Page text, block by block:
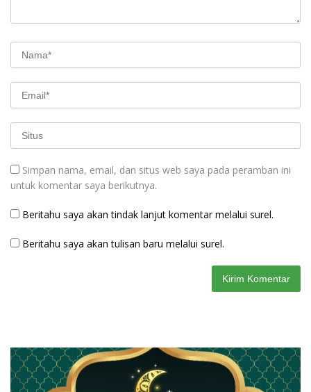
Simpan nama, email, dan situs web saya pada peramban ini
untuk komentar saya berikutnya.
Beritahu saya akan tindak lanjut komentar melalui surel.
Beritahu saya akan tulisan baru melalui surel.